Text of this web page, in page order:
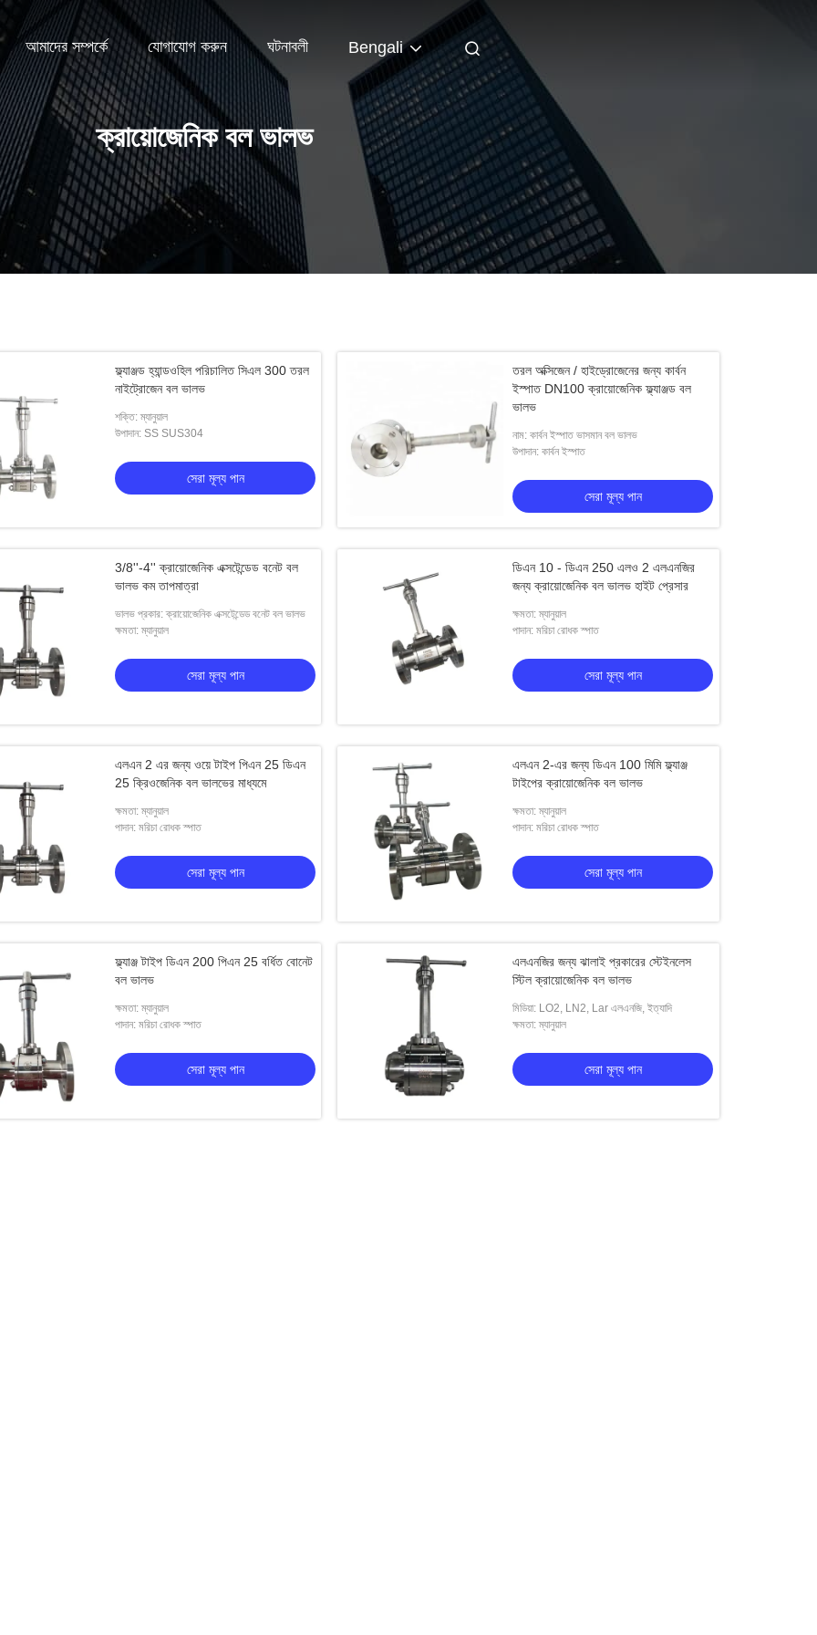
আমাদের সম্পর্কে যোগাযোগ করুন ঘটনাবলী Bengali
ক্রায়োজেনিক বল ভালভ
ফ্ল্যাঞ্জড হ্যান্ডওহিল পরিচালিত সিএল 300 তরল
নাইট্রোজেন বল ভালভ
শক্তি: ম্যানুয়াল
উপাদান: SS SUS304
সেরা মূল্য পান
তরল অক্সিজেন / হাইড্রোজেনের জন্য কার্বন
ইস্পাত DN100 ক্রায়োজেনিক ফ্ল্যাঞ্জড বল
ভালভ
নাম: কার্বন ইস্পাত ভাসমান বল ভালভ
উপাদান: কার্বন ইস্পাত
সেরা মূল্য পান
3/8''-4'' ক্রায়োজেনিক এক্সটেন্ডেড বনেট বল
ভালভ কম তাপমাত্রা
ভালভ প্রকার: ক্রায়োজেনিক এক্সটেন্ডেড বনেট বল ভালভ
ক্ষমতা: ম্যানুয়াল
সেরা মূল্য পান
ডিএন 10 - ডিএন 250 এলও 2 এলএনজির
জন্য ক্রায়োজেনিক বল ভালভ হাইট প্রেসার
ক্ষমতা: ম্যানুয়াল
পাদান: মরিচা রোধক স্পাত
সেরা মূল্য পান
এলএন 2 এর জন্য ওয়ে টাইপ পিএন 25 ডিএন
25 ক্রিওজেনিক বল ভালভের মাধ্যমে
ক্ষমতা: ম্যানুয়াল
পাদান: মরিচা রোধক স্পাত
সেরা মূল্য পান
এলএন 2-এর জন্য ডিএন 100 মিমি ফ্ল্যাঞ্জ
টাইপের ক্রায়োজেনিক বল ভালভ
ক্ষমতা: ম্যানুয়াল
পাদান: মরিচা রোধক স্পাত
সেরা মূল্য পান
ফ্ল্যাঞ্জ টাইপ ডিএন 200 পিএন 25 বর্ধিত বোনেট
বল ভালভ
ক্ষমতা: ম্যানুয়াল
পাদান: মরিচা রোধক স্পাত
সেরা মূল্য পান
এলএনজির জন্য ঝালাই প্রকারের স্টেইনলেস
স্টিল ক্রায়োজেনিক বল ভালভ
মিডিয়া: LO2, LN2, Lar এলএনজি, ইত্যাদি
ক্ষমতা: ম্যানুয়াল
সেরা মূল্য পান